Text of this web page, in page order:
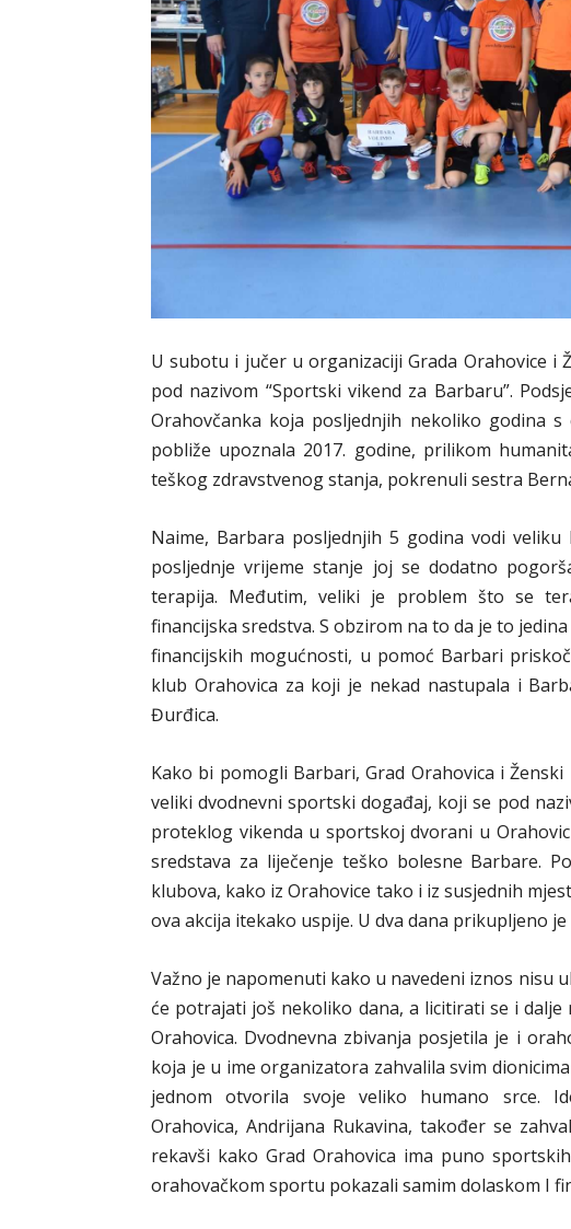
U subotu i jučer u organizaciji Grada Orahovice i
pod nazivom “Sportski vikend za Barbaru”.
Orahovčanka koja posljednjih nekoliko godina
pobliže upoznala 2017. godine, prilikom
teškog zdravstvenog stanja, pokrenuli sestra
Naime, Barbara posljednjih 5 godina vodi
posljednje vrijeme stanje joj se dodatno
terapija. Međutim, veliki je problem što se
financijska sredstva. S obzirom na to da je to
financijskih mogućnosti, u pomoć Barbari
klub Orahovica za koji je nekad nastupala i
Đurđica.
Kako bi pomogli Barbari, Grad Orahovica i
veliki dvodnevni sportski događaj, koji se pod
proteklog vikenda u sportskoj dvorani u
sredstava za liječenje teško bolesne Barbare.
klubova, kako iz Orahovice tako i iz susjednih
ova akcija itekako uspije. U dva dana prikupljeno je
Važno je napomenuti kako u navedeni iznos nisu
će potrajati još nekoliko dana, a licitirati se i dalje
Orahovica. Dvodnevna zbivanja posjetila je i
koja je u ime organizatora zahvalila svim
jednom otvorila svoje veliko humano srce.
Orahovica, Andrijana Rukavina, također se
rekavši kako Grad Orahovica ima puno
orahovačkom sportu pokazali samim dolaskom I